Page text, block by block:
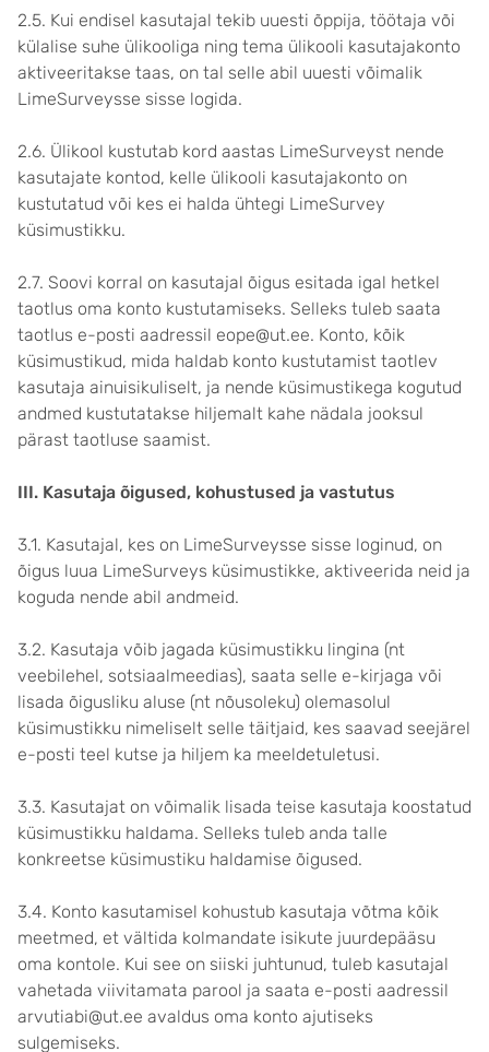
2.5. Kui endisel kasutajal tekib uuesti õppija, töötaja või
külalise suhe ülikooliga ning tema ülikooli kasutajakonto
aktiveeritakse taas, on tal selle abil uuesti võimalik
LimeSurveysse sisse logida.
2.6. Ülikool kustutab kord aastas LimeSurveyst nende
kasutajate kontod, kelle ülikooli kasutajakonto on
kustutatud või kes ei halda ühtegi LimeSurvey
küsimustikku.
2.7. Soovi korral on kasutajal õigus esitada igal hetkel
taotlus oma konto kustutamiseks. Selleks tuleb saata
taotlus e-posti aadressil eope@ut.ee. Konto, kõik
küsimustikud, mida haldab konto kustutamist taotlev
kasutaja ainuisikuliselt, ja nende küsimustikega kogutud
andmed kustutatakse hiljemalt kahe nädala jooksul
pärast taotluse saamist.
III. Kasutaja õigused, kohustused ja vastutus
3.1. Kasutajal, kes on LimeSurveysse sisse loginud, on
õigus luua LimeSurveys küsimustikke, aktiveerida neid ja
koguda nende abil andmeid.
3.2. Kasutaja võib jagada küsimustikku lingina (nt
veebilehel, sotsiaalmeedias), saata selle e-kirjaga või
lisada õigusliku aluse (nt nõusoleku) olemasolul
küsimustikku nimeliselt selle täitjaid, kes saavad seejärel
e-posti teel kutse ja hiljem ka meeldetuletusi.
3.3. Kasutajat on võimalik lisada teise kasutaja koostatud
küsimustikku haldama. Selleks tuleb anda talle
konkreetse küsimustiku haldamise õigused.
3.4. Konto kasutamisel kohustub kasutaja võtma kõik
meetmed, et vältida kolmandate isikute juurdepääsu
oma kontole. Kui see on siiski juhtunud, tuleb kasutajal
vahetada viivitamata parool ja saata e-posti aadressil
arvutiabi@ut.ee avaldus oma konto ajutiseks
sulgemiseks.